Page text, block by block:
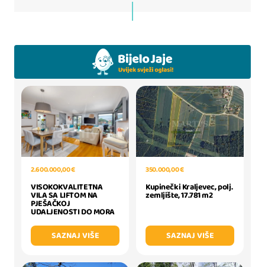
2.600.000,00 €
VISOKOKVALITETNA
VILA SA LIFTOM NA
PJEŠAČKOJ
UDALJENOSTI DO MORA
SAZNAJ VIŠE
350.000,00 €
Kupinečki Kraljevec, polj.
zemljište, 17.781 m2
SAZNAJ VIŠE